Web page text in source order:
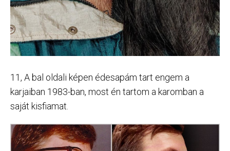
11, A bal oldali képen édesapám tart engem a
karjaiban 1983-ban, most én tartom a karomban a
saját kisfiamat.